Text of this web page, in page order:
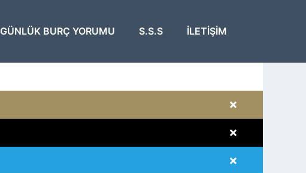
GÜNLÜK BURÇ YORUMU S.S.S İLETIŞIM
×
×
×